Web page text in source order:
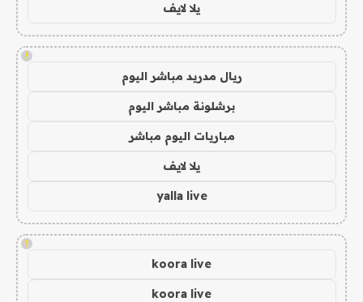
يلا لايف
!
ريال مدريد مباشر اليوم
برشلونة مباشر اليوم
مباريات اليوم مباشر
يلا لايف
yalla live
!
koora live
koora live